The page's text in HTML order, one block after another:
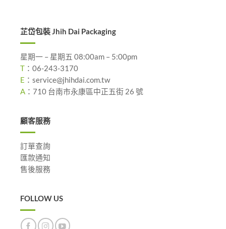
芷岱包裝 Jhih Dai Packaging
星期一 – 星期五 08:00am – 5:00pm
T ： 06-243-3170
E ： service@jhihdai.com.tw
A ： 710 台南市永康區中正五街 26 號
顧客服務
訂單查詢
匯款通知
售後服務
FOLLOW US